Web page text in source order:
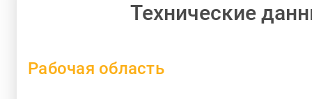
Технические
Рабочая область